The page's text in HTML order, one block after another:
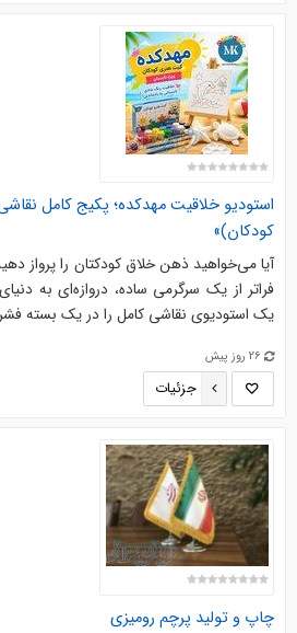
استودیو خلاقیت مهدکده؛ پکیج کامل
کودکان)»
آیا می‌خواهید ذهن خلاق کودکتان را پرواز
فراتر از یک سرگرمی ساده، دروازه‌ای به
یک استودیوی نقاشی کامل را در یک بسته
26 روز پیش
جزئیات
چاپ و تولید پرچم رومیزی